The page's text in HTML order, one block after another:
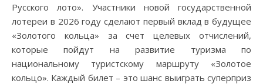
Русского лото». Участники новой государственной
лотереи в 2026 году сделают первый вклад в будущее
«Золотого кольца» за счет целевых отчислений,
которые пойдут на развитие туризма по
национальному туристскому маршруту «Золотое
кольцо». Каждый билет – это шанс выиграть суперприз